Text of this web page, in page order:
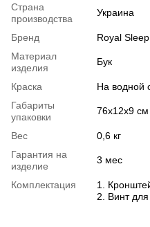
Страна
производства
Украина
Бренд
Royal Sleep
Материал
изделия
Бук
Краска
На водной
Габариты
упаковки
76x12x9 см
Вес
0,6 кг
Гарантия на
изделие
3 мес
Комплектация
1.
2. Винт